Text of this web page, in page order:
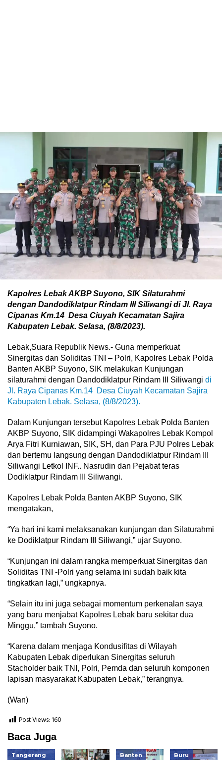
Kapolres Lebak AKBP Suyono, SIK Silaturahmi
dengan Dandodiklatpur Rindam III Siliwangi di Jl. Raya
Cipanas Km.14 Desa Ciuyah Kecamatan Sajira
Kabupaten Lebak. Selasa, (8/8/2023).
Lebak,Suara Republik News.- Guna memperkuat
Sinergitas dan Soliditas TNI – Polri, Kapolres Lebak Polda
Banten AKBP Suyono, SIK melakukan Kunjungan
silaturahmi dengan Dandodiklatpur Rindam III Siliwangi di
Jl. Raya Cipanas Km.14 Desa Ciuyah Kecamatan Sajira
Kabupaten Lebak. Selasa, (8/8/2023).
Dalam Kunjungan tersebut Kapolres Lebak Polda Banten
AKBP Suyono, SIK didampingi Wakapolres Lebak Kompol
Arya Fitri Kurniawan, SIK, SH, dan Para PJU Polres Lebak
dan bertemu langsung dengan Dandodiklatpur Rindam III
Siliwangi Letkol INF.. Nasrudin dan Pejabat teras
Dodiklatpur Rindam III Siliwangi.
Kapolres Lebak Polda Banten AKBP Suyono, SIK
mengatakan,
“Ya hari ini kami melaksanakan kunjungan dan Silaturahmi
ke Dodiklatpur Rindam III Siliwangi,” ujar Suyono.
“Kunjungan ini dalam rangka memperkuat Sinergitas dan
Soliditas TNI -Polri yang selama ini sudah baik kita
tingkatkan lagi,” ungkapnya.
“Selain itu ini juga sebagai momentum perkenalan saya
yang baru menjabat Kapolres Lebak baru sekitar dua
Minggu,” tambah Suyono.
“Karena dalam menjaga Kondusifitas di Wilayah
Kabupaten Lebak diperlukan Sinergitas seluruh
Stacholder baik TNI, Polri, Pemda dan seluruh komponen
lapisan masyarakat Kabupaten Lebak,” terangnya.
(Wan)
Post Views: 160
Baca Juga
Tangerang
Banten Buru